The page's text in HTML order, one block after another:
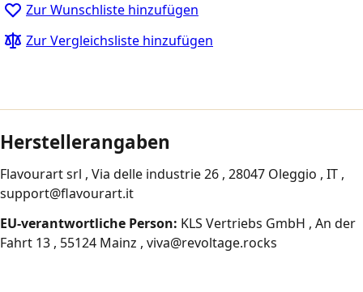
Zur Wunschliste hinzufügen
Zur Vergleichsliste hinzufügen
Herstellerangaben
Flavourart srl , Via delle industrie 26 , 28047 Oleggio , IT ,
support@flavourart.it
EU-verantwortliche Person: KLS Vertriebs GmbH , An der
Fahrt 13 , 55124 Mainz , viva@revoltage.rocks